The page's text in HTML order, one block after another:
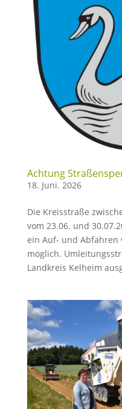
Achtung
18. Juni. 2026
Die Kreisstraße
vom 23.06. und
ein Auf- und Abfahren
möglich.
Landkreis Kelheim